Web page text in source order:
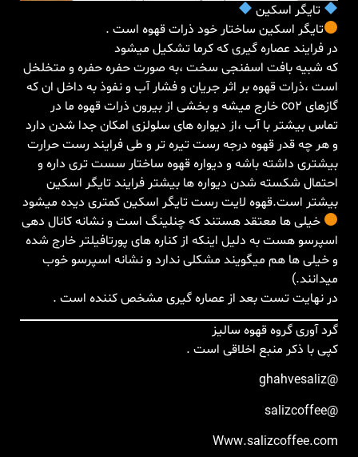
تایگر اسکین
تایگر اسکین ساختار خود ذرات قهوه است .
در فرایند عصاره گیری که کرما تشکیل میشود
که شبیه بافت اسفنجی سخت ،به صورت حفره حفره و متخلخل
است ،ذرات قهوه بر اثر جریان و فشار آب و نفوذ به داخل ان که
گازهای co2 خارج میشه و بخشی از بیرون ذرات قهوه ما در
تماس بیشتر با آب ،از دیواره های سلولزی امکان جدا شدن دارد
و هر چه قدر قهوه درجه رست تیره تر و طی فرایند رست حرارت
بیشتری داشته باشه و دیواره قهوه ساختار سست تری داره و
احتمال شکسته شدن دیواره ها بیشتر فرایند تایگر اسکین
بیشتر است.قهوه لایت رست تایگر اسکین کمتری دیده میشود
خیلی ها معتقد هستند که چنلینگ است و نشانه کانال دهی
اسپرسو هست به دلیل اینکه از کناره های پورتافیلتر خارج شده
و خیلی ها هم میگویند مشکلی ندارد و نشانه اسپرسو خوب
میدانند.)
در نهایت تست بعد از عصاره گیری مشخص کننده است .
گرد آوری گروه قهوه سالیز
کپی با ذکر منبع اخلاقی است .
‏@ghahvesaliz
‏@salizcoffee